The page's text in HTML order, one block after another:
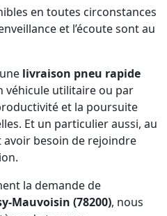
en toutes circonstances
et l’écoute sont au
livraison pneu rapide
véhicule utilitaire ou par
et la poursuite
Et un particulier aussi, au
avoir besoin de rejoindre
la demande de
Mauvoisin (78200), nous